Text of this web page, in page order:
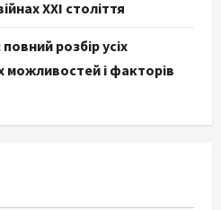
XXI століття
розбір усіх
можливостей і факторів